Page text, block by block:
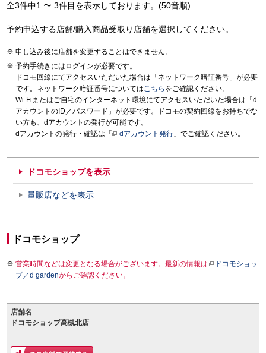
全3件中1 〜 3件目を表示しております。(50音順)
予約申込する店舗/購入商品受取り店舗を選択してください。
申し込み後に店舗を変更することはできません。
予約手続きにはログインが必要です。
ドコモ回線にてアクセスいただいた場合は「ネットワーク暗証番号」が必要
です。ネットワーク暗証番号についてはこちら をご確認ください。
Wi-Fiまたはご自宅のインターネット環境にてアクセスいただいた場合は「d
アカウントのID／パスワード」が必要です。ドコモの契約回線をお持ちでな
い方も、dアカウントの発行が可能です。
dアカウントの発行・確認は「
dアカウント発行 」でご確認ください。
ドコモショップを表示
量販店などを表示
ドコモショップ
営業時間などは変更となる場合がございます。最新の情報は
ドコモショッ
プ／d gardenからご確認ください。
店舗名
ドコモショップ高槻北店